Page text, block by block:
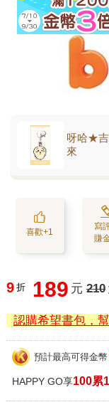
呀哈★吉
來
喜歡+1
寫
賺
9 折 189 元 210
認購希望書包，
預計最高可得金幣
HAPPY GO享100累